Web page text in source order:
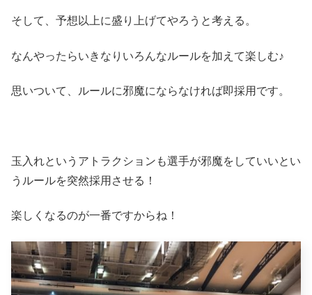
そして、予想以上に盛り上げてやろうと考える。
なんやったらいきなりいろんなルールを加えて楽しむ♪
思いついて、ルールに邪魔にならなければ即採用です。
玉入れというアトラクションも選手が邪魔をしていいとい
うルールを突然採用させる！
楽しくなるのが一番ですからね！